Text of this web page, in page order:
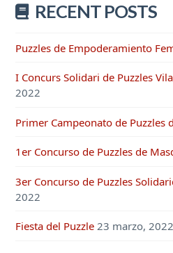
RECENT POSTS
Puzzles de Empoderamiento
I Concurs Solidari de Puzzles
2022
Primer Campeonato de Puzzles
1er Concurso de Puzzles de
3er Concurso de Puzzles
2022
Fiesta del Puzzle 23 marzo, 2022